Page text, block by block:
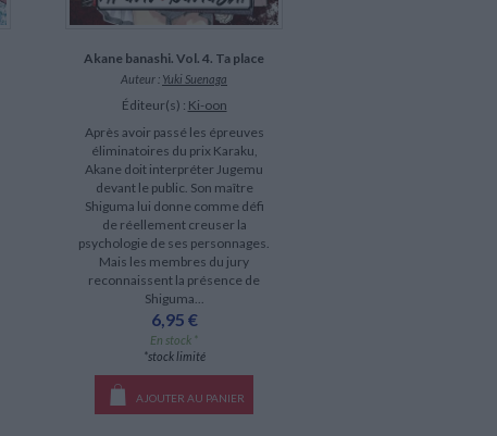
Akane banashi. Vol. 4. Ta place
Auteur : Yuki Suenaga
Éditeur(s) : Ki-oon
Après avoir passé les épreuves
éliminatoires du prix Karaku,
Akane doit interpréter Jugemu
devant le public. Son maître
Shiguma lui donne comme défi
de réellement creuser la
psychologie de ses personnages.
Mais les membres du jury
reconnaissent la présence de
Shiguma...
6,95 €
En stock *
*stock limité
AJOUTER AU PANIER